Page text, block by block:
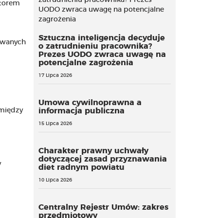
Sztuczna inteligencja decyduje
o zatrudnieniu pracownika?
Prezes UODO zwraca uwagę na
potencjalne zagrożenia
17 Lipca 2026
Umowa cywilnoprawna a
informacja publiczna
15 Lipca 2026
Charakter prawny uchwały
dotyczącej zasad przyznawania
diet radnym powiatu
10 Lipca 2026
Centralny Rejestr Umów: zakres
przedmiotowy